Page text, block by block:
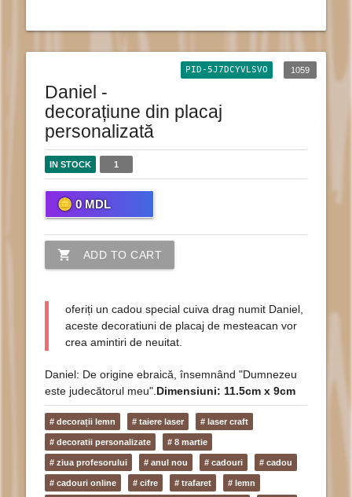
1059
PID-5J7DCYVLSVO
Daniel -
decorațiune din placaj
personalizată
IN STOCK 1
0 MDL
shopping_cart ADD TO CART
oferiți un cadou special cuiva drag numit Daniel,
aceste decoratiuni de placaj de mesteacan vor
crea amintiri de neuitat.
Daniel: De origine ebraică, însemnând "Dumnezeu
este judecătorul meu". Dimensiuni: 11.5cm x 9cm
# decorații lemn # taiere laser # laser craft
# decoratii personalizate # 8 martie
# ziua profesorului # anul nou # cadouri # cadou
# cadouri online # cifre # trafaret # lemn